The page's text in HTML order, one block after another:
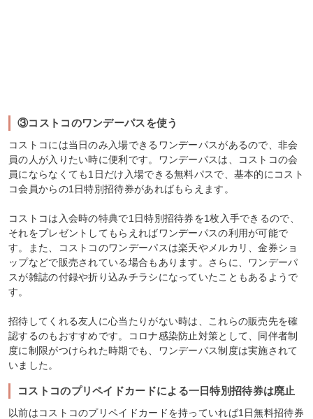
③コストコのワンデーパスを使う
コストコには当日のみ入場できるワンデーパスがあるので、非会
員の人が入りたい時に便利です。ワンデーパスは、コストコの会
員にならなくても1日だけ入場できる無料パスで、基本的にコスト
コ会員からの1日特別招待券があればもらえます。
コストコは入会時の特典で1日特別招待券を1枚入手できるので、
それをプレゼントしてもらえればワンデーパスの利用が可能で
す。また、コストコのワンデーパスは楽天やメルカリ、金券ショ
ップなどで販売されている場合もあります。さらに、ワンデーパ
スが雑誌の付録や折り込みチラシになっていたこともあるようで
す。
招待してくれる友人に心当たりがない時は、これらの販売先を確
認するのもおすすめです。コロナ感染防止対策として、同伴者制
度に制限がつけられた時期でも、ワンデーパス制度は実施されて
いました。
コストコのプリペイドカードによる一日特別招待券は廃止
以前はコストコのプリペイドカードを持っていれば1日無料招待券